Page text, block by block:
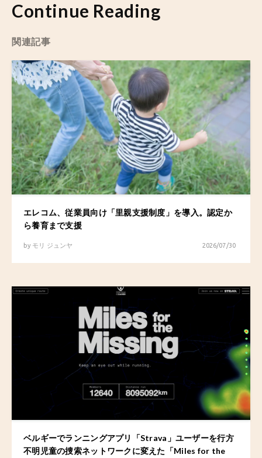
Continue Reading
関連記事
エレコム、従業員向け「里親支援制度」を導入。認定か
ら養育まで支援
by モリ ジュンヤ 2026/07/30
ベルギーでランニングアプリ「Strava」ユーザーを行方
不明児童の捜索ネットワークに変えた「Miles for the